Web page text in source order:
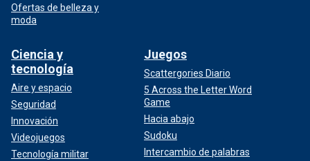
Ofertas de belleza y
moda
Ciencia y
tecnología
Aire y espacio
Seguridad
Innovación
Videojuegos
Tecnología militar
Juegos
Scattergories Diario
5 Across the Letter Word
Game
Hacia abajo
Sudoku
Intercambio de palabras